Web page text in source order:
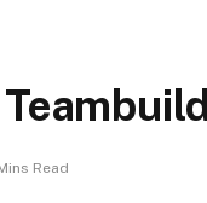
Read